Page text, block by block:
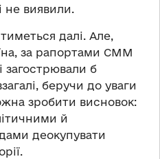
не виявили.
далі. Але,
за рапортами СММ
загострювали б
беручи до уваги
зробити висновок:
й
деокупувати